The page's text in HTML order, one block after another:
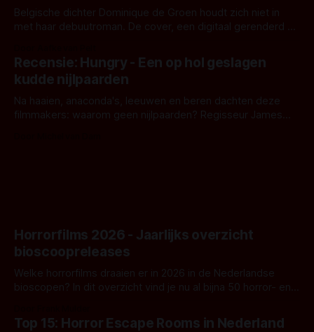
Belgische dichter Dominique de Groen houdt zich niet in
met haar debuutroman. De cover, een digitaal gerenderd en
achtergrond, belooft iets kleurrijks maar onheilspellends,
iets ongrijpbaars. En dat maakt De Groen met ieder woord
waar.
Recensie: Hungry - Een op hol geslagen
kudde nijlpaarden
Na haaien, anaconda's, leeuwen en beren dachten deze
filmmakers: waarom geen nijlpaarden? Regisseur James
Horrorfilms 2026 - Jaarlijks overzicht
bioscoopreleases
Welke horrorfilms draaien er in 2026 in de Nederlandse
bioscopen? In dit overzicht vind je nu al bijna 50 horror- en
Top 15: Horror Escape Rooms in Nederland